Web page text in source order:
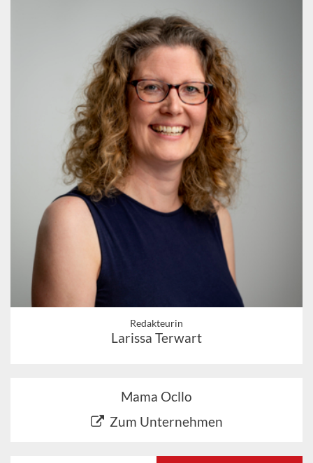
Redakteurin
Larissa Terwart
Mama Ocllo
Zum Unternehmen